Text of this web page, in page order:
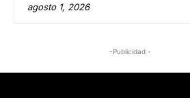
agosto 1, 2026
-Publicidad -